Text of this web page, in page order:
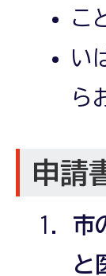
こ
い
ら
申請
市
と